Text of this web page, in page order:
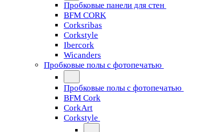
Пробковые панели для стен
BFM CORK
Corksribas
Corkstyle
Ibercork
Wicanders
Пробковые полы с фотопечатью
Пробковые полы с фотопечатью
BFM Cork
CorkArt
Corkstyle